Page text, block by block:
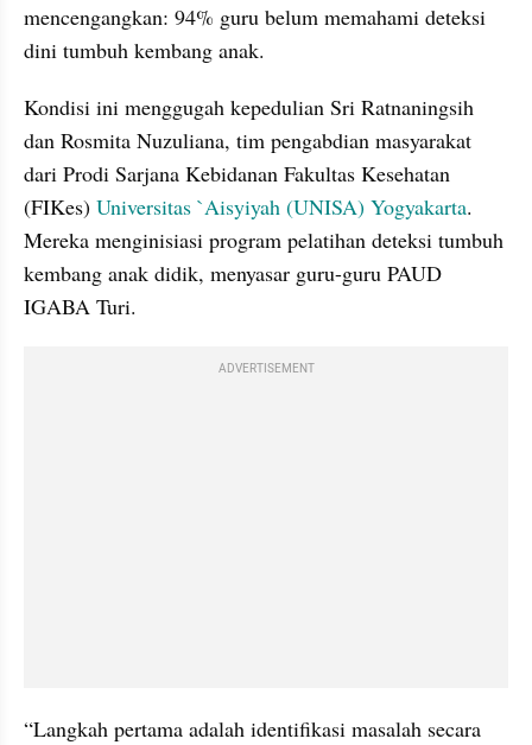
mencengangkan: 94% guru belum memahami deteksi
dini tumbuh kembang anak.
Kondisi ini menggugah kepedulian Sri Ratnaningsih
dan Rosmita Nuzuliana, tim pengabdian masyarakat
dari Prodi Sarjana Kebidanan Fakultas Kesehatan
(FIKes) Universitas `Aisyiyah (UNISA) Yogyakarta.
Mereka menginisiasi program pelatihan deteksi tumbuh
kembang anak didik, menyasar guru-guru PAUD
IGABA Turi.
ADVERTISEMENT
“Langkah pertama adalah identifikasi masalah secara